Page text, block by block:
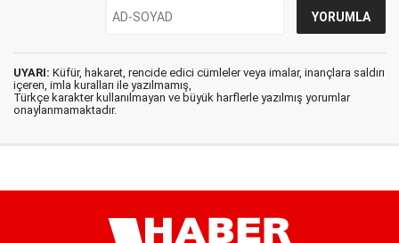
UYARI: Küfür, hakaret, rencide edici cümleler veya imalar, inançlara saldırı
içeren, imla kuralları ile yazılmamış,
Türkçe karakter kullanılmayan ve büyük harflerle yazılmış yorumlar
onaylanmamaktadır.